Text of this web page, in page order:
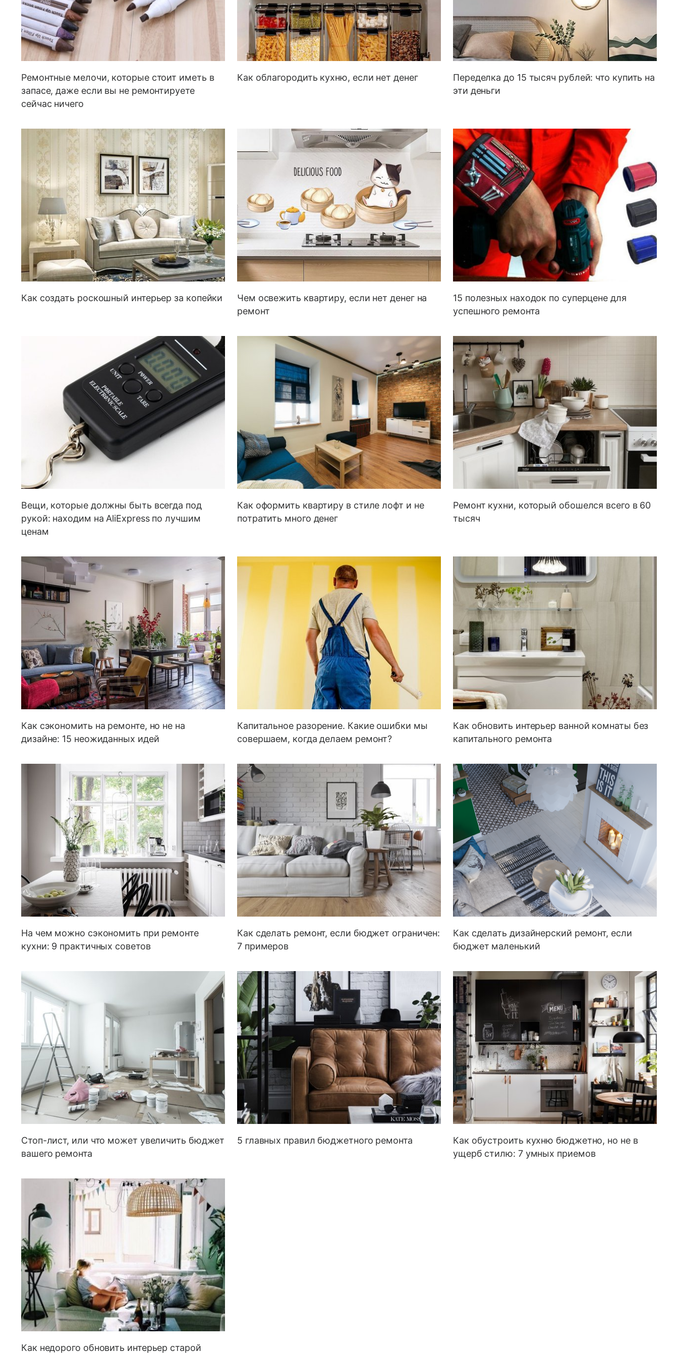
Ремонтные мелочи, которые стоит иметь в
запасе, даже если вы не ремонтируете
сейчас ничего
Как облагородить кухню, если нет денег
Переделка до 15 тысяч рублей: что купить на
эти деньги
Как создать роскошный интерьер за копейки
Чем освежить квартиру, если нет денег на
ремонт
15 полезных находок по суперцене для
успешного ремонта
Вещи, которые должны быть всегда под
рукой: находим на AliExpress по лучшим
ценам
Как оформить квартиру в стиле лофт и не
потратить много денег
Ремонт кухни, который обошелся всего в 60
тысяч
Как сэкономить на ремонте, но не на
дизайне: 15 неожиданных идей
Капитальное разорение. Какие ошибки мы
совершаем, когда делаем ремонт?
Как обновить интерьер ванной комнаты без
капитального ремонта
На чем можно сэкономить при ремонте
кухни: 9 практичных советов
Как сделать ремонт, если бюджет ограничен:
7 примеров
Как сделать дизайнерский ремонт, если
бюджет маленький
Стоп-лист, или что может увеличить бюджет
вашего ремонта
5 главных правил бюджетного ремонта
Как обустроить кухню бюджетно, но не в
ущерб стилю: 7 умных приемов
Как недорого обновить интерьер старой